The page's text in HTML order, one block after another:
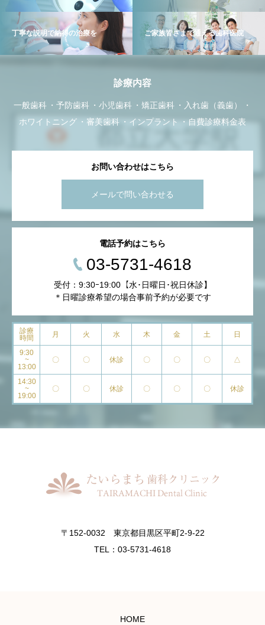
丁寧な説明で納得の治療を ご家族皆さまで通える歯科医院
診療内容
一般歯科 予防歯科 小児歯科 矯正歯科
入れ歯（義歯）
ホワイトニング
審美歯科 インプラント 自費診療料金表
お問い合わせはこちら
メールで問い合わせる
電話予約はこちら
03-5731-4618
受付：9:30ｰ19:00【水･日曜日･祝日休診】
＊日曜診療希望の場合事前予約が必要です
診療
時間
月 火 水 木 金 土 日
9:30
~
13:00
〇 〇 休診 〇 〇 〇 △
14:30
~
19:00
〇 〇 休診 〇 〇 〇 休診
〒152-0032 東京都目黒区平町2-9-22
TEL：03-5731-4618
HOME